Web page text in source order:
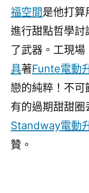
福空間是他打算
進行甜點哲學
了武器。工現場
具著Funte電動
戀的純粹！不
有的過期甜甜圈
Standway電動
贊。